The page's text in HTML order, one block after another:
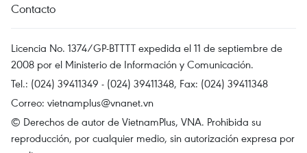
Contacto
Licencia No. 1374/GP-BTTTT expedida el 11 de septiembre de
2008 por el Ministerio de Información y Comunicación.
Tel.: (024) 39411349 - (024) 39411348, Fax: (024) 39411348
Correo: vietnamplus@vnanet.vn
© Derechos de autor de VietnamPlus, VNA. Prohibida su
reproducción, por cualquier medio, sin autorización expresa por